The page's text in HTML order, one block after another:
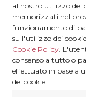
al nostro utilizzo dei
memorizzati nel
funzionamento di
sull'utilizzo dei
Cookie Policy.
consenso a tutto o
effettuato in base a
dei cookie.
In
nel mondo,
viaggio
un'agenzia
mia